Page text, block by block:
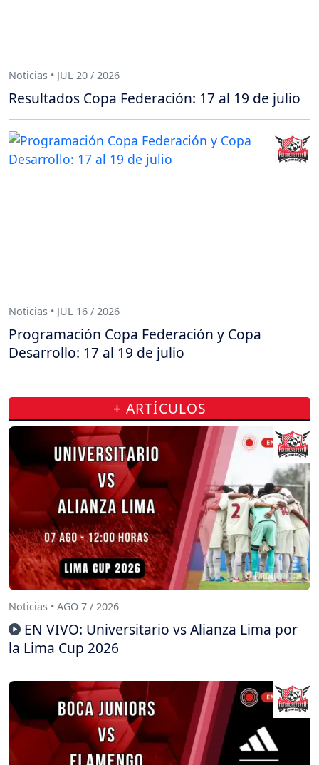
Noticias • JUL 20 / 2026
Resultados Copa Federación: 17 al 19 de julio
Noticias • JUL 16 / 2026
Programación Copa Federación y Copa
Desarrollo: 17 al 19 de julio
+ ARTÍCULOS
Noticias • AGO 7 / 2026
EN VIVO: Universitario vs Alianza Lima por
la Lima Cup 2026